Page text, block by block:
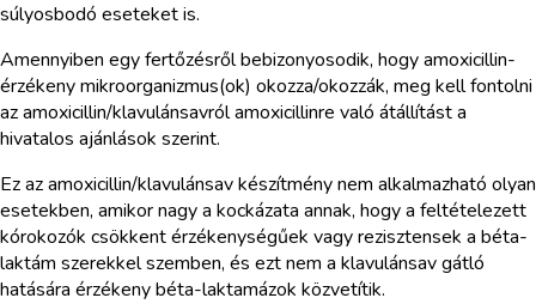
súlyosbodó eseteket is.
Amennyiben egy fertőzésről bebizonyosodik, hogy amoxicillin-
érzékeny mikroorganizmus(ok) okozza/okozzák, meg kell fontolni
az amoxicillin/klavulánsavról amoxicillinre való átállítást a
hivatalos ajánlások szerint.
Ez az amoxicillin/klavulánsav készítmény nem alkalmazható olyan
esetekben, amikor nagy a kockázata annak, hogy a feltételezett
kórokozók csökkent érzékenységűek vagy rezisztensek a béta-
laktám szerekkel szemben, és ezt nem a klavulánsav gátló
hatására érzékeny béta-laktamázok közvetítik.